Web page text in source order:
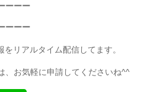
ーーー
ーーー
リアルタイム配信してます。
、お気軽に申請してくださいね^^